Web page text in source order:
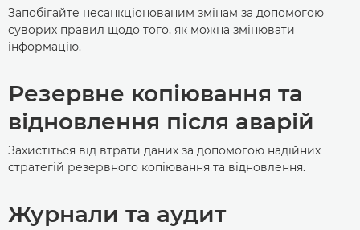
Запобігайте несанкціонованим змінам за допомогою
суворих правил щодо того, як можна змінювати
інформацію.
Резервне копіювання та
відновлення після аварій
Захистіться від втрати даних за допомогою надійних
стратегій резервного копіювання та відновлення.
Журнали та аудит